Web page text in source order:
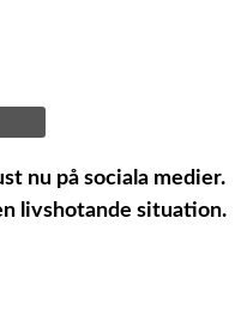
nu på sociala medier.
livshotande situation.